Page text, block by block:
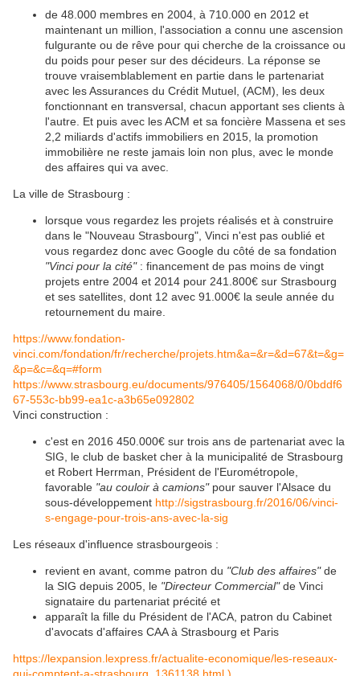
de 48.000 membres en 2004, à 710.000 en 2012 et
maintenant un million, l'association a connu une ascension
fulgurante ou de rêve pour qui cherche de la croissance ou
du poids pour peser sur des décideurs. La réponse se
trouve vraisemblablement en partie dans le partenariat
avec les Assurances du Crédit Mutuel, (ACM), les deux
fonctionnant en transversal, chacun apportant ses clients à
l'autre. Et puis avec les ACM et sa foncière Massena et ses
2,2 miliards d'actifs immobiliers en 2015, la promotion
immobilière ne reste jamais loin non plus, avec le monde
des affaires qui va avec.
La ville de Strasbourg :
lorsque vous regardez les projets réalisés et à construire
dans le "Nouveau Strasbourg", Vinci n'est pas oublié et
vous regardez donc avec Google du côté de sa fondation
"Vinci pour la cité": financement de pas moins de vingt
projets entre 2004 et 2014 pour 241.800€ sur Strasbourg
et ses satellites, dont 12 avec 91.000€ la seule année du
retournement du maire.
https://www.fondation-
vinci.com/fondation/fr/recherche/projets.htm&a=&r=&d=67&t=&g=
&p=&c=&q=#form
https://www.strasbourg.eu/documents/976405/1564068/0/0bddf6
67-553c-bb99-ea1c-a3b65e092802
Vinci construction :
c'est en 2016 450.000€ sur trois ans de partenariat avec la
SIG, le club de basket cher à la municipalité de Strasbourg
et Robert Herrman, Président de l'Eurométropole,
favorable "au couloir à camions"pour sauver l'Alsace du
sous-développement http://sigstrasbourg.fr/2016/06/vinci-
s-engage-pour-trois-ans-avec-la-sig
Les réseaux d'influence strasbourgeois :
revient en avant, comme patron du "Club des affaires"de
la SIG depuis 2005, le "Directeur Commercial"de Vinci
signataire du partenariat précité et
apparaît la fille du Président de l'ACA, patron du Cabinet
d'avocats d'affaires CAA à Strasbourg et Paris
https://lexpansion.lexpress.fr/actualite-economique/les-reseaux-